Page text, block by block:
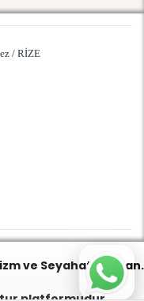
/ RİZE
ve Seyahat Tic. San.